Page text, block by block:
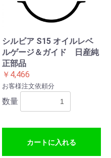
シルビア S15 オイルレベ
ルゲージ＆ガイド 日産純
正部品
￥4,466
お客様注文依頼分
数量
カートに入れる